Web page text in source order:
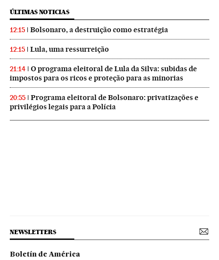
ÚLTIMAS NOTICIAS
12:15 Bolsonaro, a destruição como estratégia
12:15 Lula, uma ressurreição
21:14
O programa eleitoral de Lula da Silva: subidas de
impostos para os ricos e proteção para as minorias
20:55
Programa eleitoral de Bolsonaro: privatizações e
privilégios legais para a Polícia
NEWSLETTERS
Boletín de América